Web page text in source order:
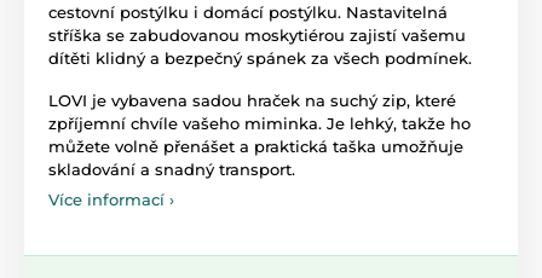
cestovní postýlku i domácí postýlku. Nastavitelná
stříška se zabudovanou moskytiérou zajistí vašemu
dítěti klidný a bezpečný spánek za všech podmínek.
LOVI je vybavena sadou hraček na suchý zip, které
zpříjemní chvíle vašeho miminka. Je lehký, takže ho
můžete volně přenášet a praktická taška umožňuje
skladování a snadný transport.
Více informací ›